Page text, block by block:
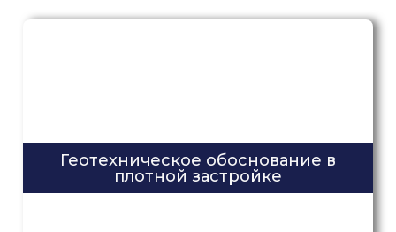
Геотехническое обоснование в
плотной застройке